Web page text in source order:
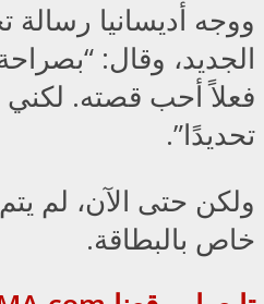
ووجه أديسانيا رسالة
الجديد، وقال:
فعلاً أحب قصته. لكني
تحديدًا”.
ولكن حتى الآن، لم
خاص بالبطاقة.